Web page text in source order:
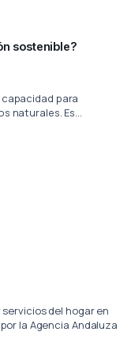
sostenible?
para
naturales. Es...
del hogar en
la Agencia Andaluza